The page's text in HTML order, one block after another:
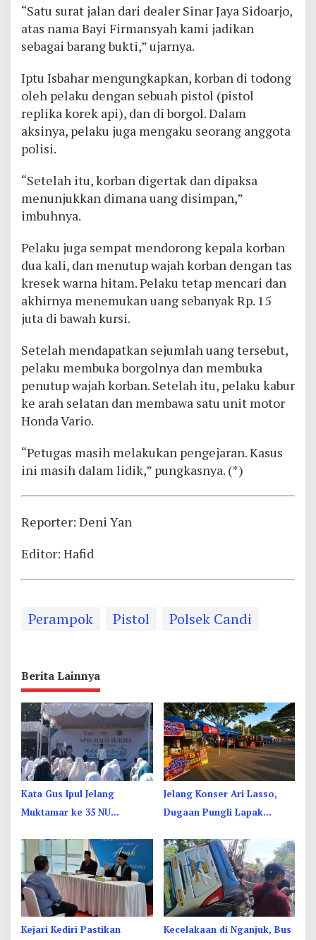
“Satu surat jalan dari dealer Sinar Jaya Sidoarjo,
atas nama Bayi Firmansyah kami jadikan
sebagai barang bukti,” ujarnya.
Iptu Isbahar mengungkapkan, korban di todong
oleh pelaku dengan sebuah pistol (pistol
replika korek api), dan di borgol. Dalam
aksinya, pelaku juga mengaku seorang anggota
polisi.
“Setelah itu, korban digertak dan dipaksa
menunjukkan dimana uang disimpan,”
imbuhnya.
Pelaku juga sempat mendorong kepala korban
dua kali, dan menutup wajah korban dengan tas
kresek warna hitam. Pelaku tetap mencari dan
akhirnya menemukan uang sebanyak Rp. 15
juta di bawah kursi.
Setelah mendapatkan sejumlah uang tersebut,
pelaku membuka borgolnya dan membuka
penutup wajah korban. Setelah itu, pelaku kabur
ke arah selatan dan membawa satu unit motor
Honda Vario.
“Petugas masih melakukan pengejaran. Kasus
ini masih dalam lidik,” pungkasnya. (*)
Reporter: Deni Yan
Editor: Hafid
Perampok Pistol Polsek Candi
Berita Lainnya
Kata Gus Ipul Jelang
Muktamar ke 35 NU
Suguh, Lungguh
Jelang Konser Ari Lasso,
Dugaan Pungli Lapak
Disorot
Kejari Kediri Pastikan
Kecelakaan di Nganjuk, Bus